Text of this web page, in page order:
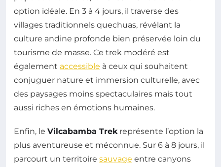
option idéale. En 3 à 4 jours, il traverse des
villages traditionnels quechuas, révélant la
culture andine profonde bien préservée loin du
tourisme de masse. Ce trek modéré est
également accessible à ceux qui souhaitent
conjuguer nature et immersion culturelle, avec
des paysages moins spectaculaires mais tout
aussi riches en émotions humaines.
Enfin, le Vilcabamba Trek représente l’option la
plus aventureuse et méconnue. Sur 6 à 8 jours, il
parcourt un territoire sauvage entre canyons